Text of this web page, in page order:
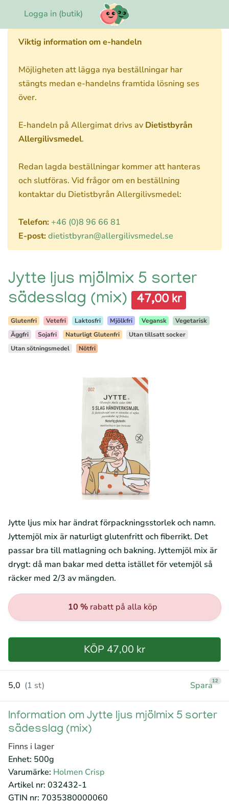
Logga in (butik)
Viktig information om e-handeln
Möjligheten att lägga nya beställningar har
stängts medan e-handelns framtida lösning ses
över.
E-handeln på Allergimat drivs av Dietistbyrån
Allergilivsmedel.
Redan lagda beställningar kommer att hanteras
och slutföras. Vid frågor om en beställning
kontaktar du Dietistbyrån Allergilivsmedel:
Telefon: +46 (0)8 96 66 81
E-post:dietistbyran@allergilivsmedel.se
Jytte ljus mjölmix 5 sorter
sädesslag (mix)
47,00 kr
Glutenfri Vetefri Laktosfri Mjölkfri Vegansk
Vegetarisk
Äggfri
Sojafri Naturligt Glutenfri
Utan tillsatt socker
Utan sötningsmedel
Nötfri
Jytte ljus mix har ändrat förpackningsstorlek och namn.
Jyttemjöl mix är naturligt glutenfritt och fiberrikt. Det
passar bra till matlagning och bakning. Jyttemjöl mix är
drygt: då man bakar med detta istället för vetemjöl så
räcker med 2/3 av mängden.
10 % rabatt på alla köp
KÖP 47,00 kr
5,0 (1 st) Spara12
Information om Jytte ljus mjölmix 5 sorter
sädesslag (mix)
Finns i lager
Enhet: 500g
Varumärke: Holmen Crisp
Artikel nr: 032432-1
GTIN nr: 7035380000060